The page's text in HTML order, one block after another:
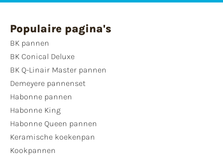
Populaire pagina's
BK pannen
BK Conical Deluxe
BK Q-Linair Master pannen
Demeyere pannenset
Habonne pannen
Habonne King
Habonne Queen pannen
Keramische koekenpan
Kookpannen